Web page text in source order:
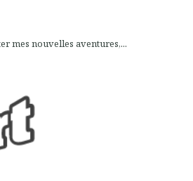
mes nouvelles aventures,...